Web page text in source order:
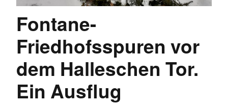
Fontane-
Friedhofsspuren vor
dem Halleschen Tor.
Ein Ausflug